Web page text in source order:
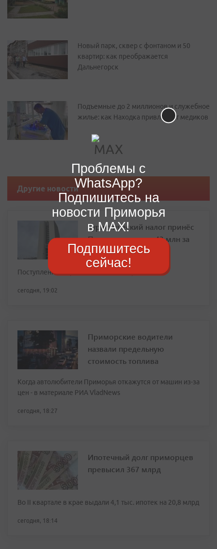
Новый парк, сквер с фонтаном и 50
квартир: как преображается
Дальнегорск
Подъемные до 2 миллионов и служебное
жилье: как Находка привлекает медиков
Другие новости
Туристический налог принёс
Приморью почти 43 млн за
полгода
Поступления выросли более чем втрое
сегодня, 19:02
Приморские водители
назвали предельную
стоимость топлива
Когда автолюбители Приморья откажутся от машин из-за
цен - в материале РИА VladNews
сегодня, 18:27
Ипотечный долг приморцев
превысил 367 млрд
Во II квартале в крае выдали 4,1 тыс. ипотек на 20,8 млрд
сегодня, 18:14
Проблемы с
WhatsApp?
Подпишитесь на
новости Приморья
в MAX!
Подпишитесь
сейчас!